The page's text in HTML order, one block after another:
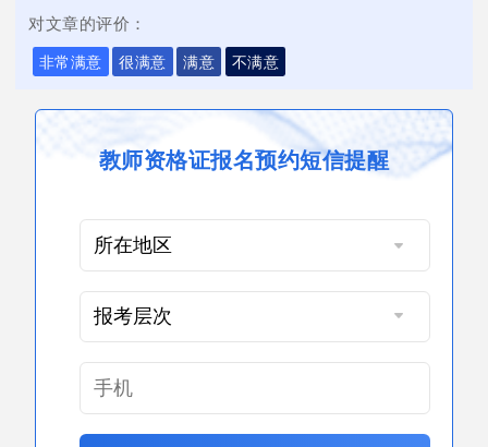
对文章的评价：
非常满意 很满意 满意 不满意
教师资格证报名预约短信提醒